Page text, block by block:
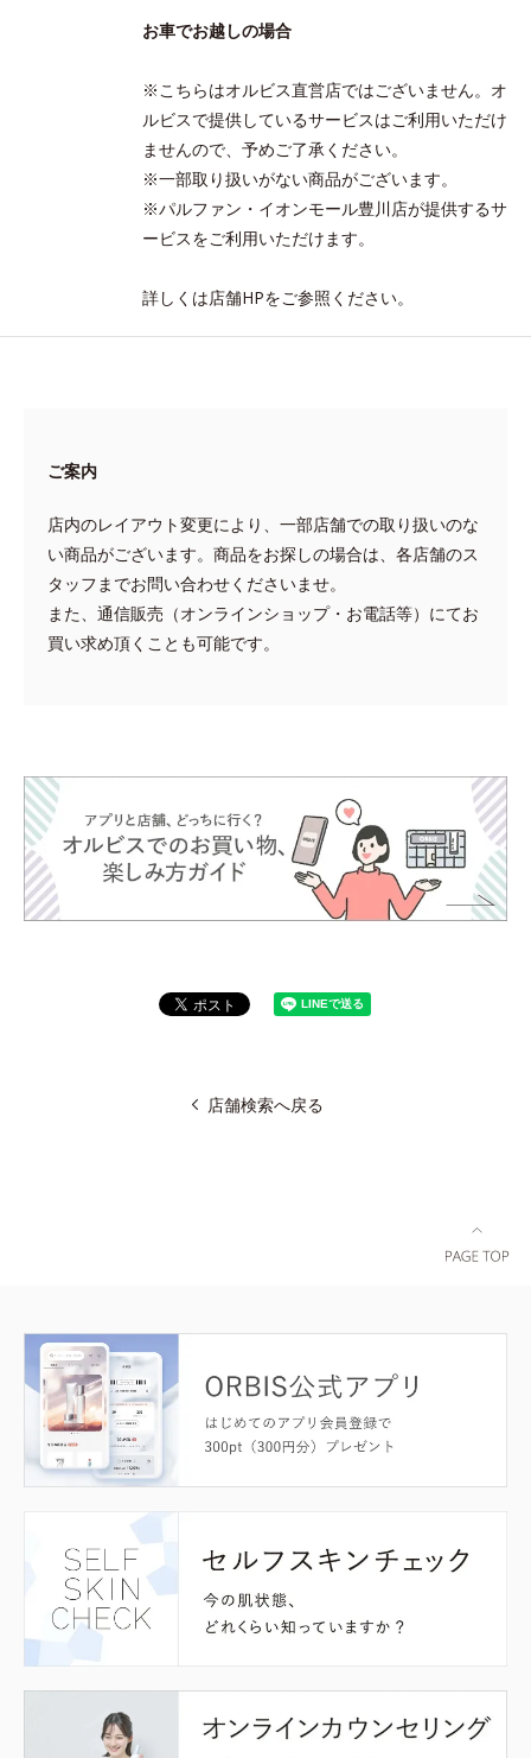
お車でお越しの場合
※こちらはオルビス直営店ではございません。オ
ルビスで提供しているサービスはご利用いただけ
ませんので、予めご了承ください。
※一部取り扱いがない商品がございます。
※パルファン・イオンモール豊川店が提供するサ
ービスをご利用いただけます。
詳しくは店舗HPをご参照ください。
ご案内
店内のレイアウト変更により、一部店舗での取り扱いのな
い商品がございます。商品をお探しの場合は、各店舗のス
タッフまでお問い合わせくださいませ。
また、通信販売（オンラインショップ・お電話等）にてお
買い求め頂くことも可能です。
店舗検索へ戻る